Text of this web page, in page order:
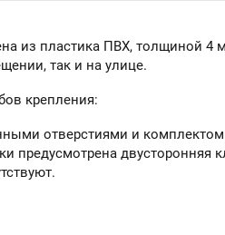
из пластика ПВХ, толщиной
так и на улице.
крепления:
отверстиями и
предусмотрена